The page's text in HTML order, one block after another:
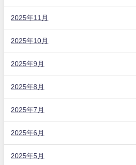
2025年11月
2025年10月
2025年9月
2025年8月
2025年7月
2025年6月
2025年5月